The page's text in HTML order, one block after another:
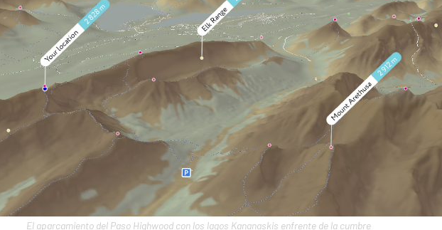
El aparcamiento del Paso Highwood con los lagos Kananaskis enfrente de la cumbre